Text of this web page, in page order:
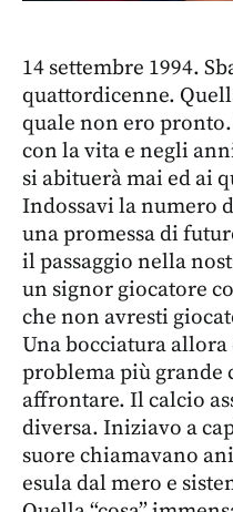
14 settembre 1994.
quattordicenne.
quale non ero
con la vita e negli
si abituerà mai ed ai
Indossavi la numero
una promessa di
il passaggio nella
un signor giocatore
che non avresti
Una bocciatura allora
problema più grande
affrontare. Il calcio
diversa. Iniziavo a
suore chiamavano
esula dal mero e